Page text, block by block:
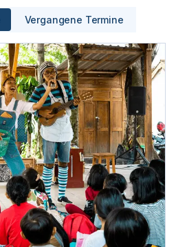
Vergangene Termine